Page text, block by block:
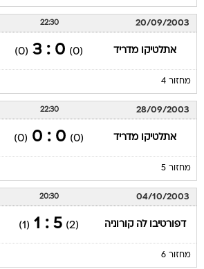
20/09/2003
22:30
אתלטיקו מדריד (0)
0 : 3
(0)
מחזור 4
28/09/2003
22:30
אתלטיקו מדריד (0)
0 : 0
(0)
מחזור 5
04/10/2003
20:30
דפורטיבו לה קורוניה (2)
5 : 1
(1)
מחזור 6